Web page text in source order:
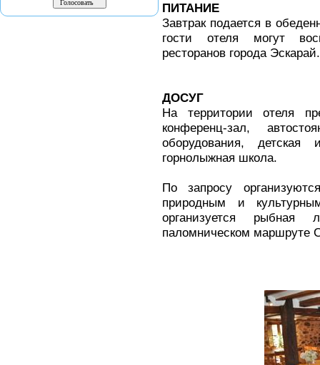
ПИТАНИЕ
Завтрак подается в
гости отеля могут
ресторанов города Эскарай.
ДОСУГ
На территории отеля
конференц-зал,
оборудования, детская
горнолыжная школа.
По запросу
природным и
организуется
паломническом маршруте